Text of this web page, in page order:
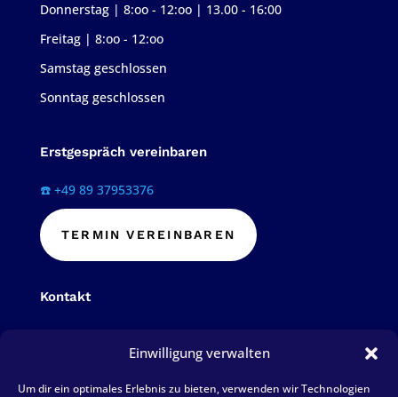
Einwilligung verwalten
Um dir ein optimales Erlebnis zu bieten, verwenden wir Technologien
Donnerstag | 8:oo - 12:oo | 13.00 - 16:00
Freitag | 8:oo - 12:oo
Samstag geschlossen
Sonntag geschlossen
Erstgespräch vereinbaren
☎️ +49 89 37953376
TERMIN VEREINBAREN
Kontakt